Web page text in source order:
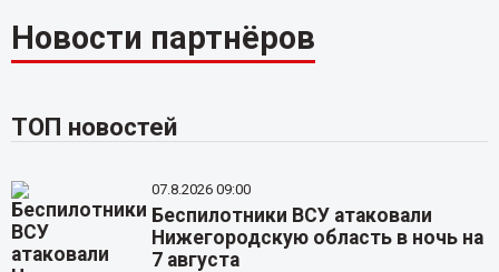
Новости партнёров
ТОП новостей
07.8.2026 09:00
Беспилотники ВСУ атаковали
Нижегородскую область в ночь на
7 августа